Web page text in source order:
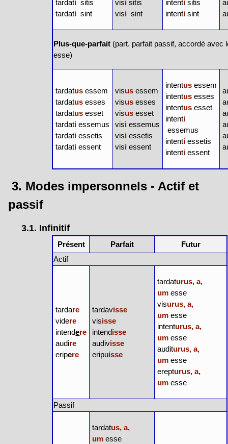
tardati sitis
tardati sint
visi sitis
visi sint
intenti sitis
intenti sint
Plus-que-parfait (part. parfait passif, accordé avec
esse)
tardatus essem
tardatus esses
tardatus esset
tardati essemus
tardati essetis
tardati essent
visusessem
visus esses
visus esset
visi essemus
visi essetis
visi essent
intentus essem
intentus esses
intentus esset
intenti
essemus
intenti essetis
intenti essent
3. Modes impersonnels - Actif et
passif
3.1. Infinitif
Présent Parfait
Futur
Actif
tardare
videre
intendere
audire
eripere
tardavisse
visisse
intendisse
audivisse
eripuisse
tardaturus, a,
um esse
visurus, a,
um esse
intenturus, a,
um esse
auditurus, a,
um esse
erepturus, a,
um esse
Passif
tardatus, a,
um esse